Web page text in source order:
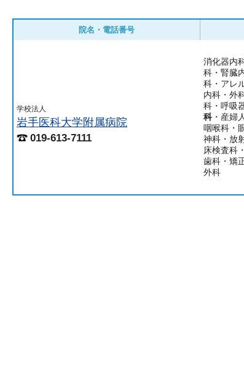
院名・電話番号
学校法人
岩手医科大学附属病院
019-613-7111
消化器内
科・腎臓
科・アレ
内科・外
科・呼吸
科・産婦
咽喉科・
神科・放
床検査科
歯科・矯
外科